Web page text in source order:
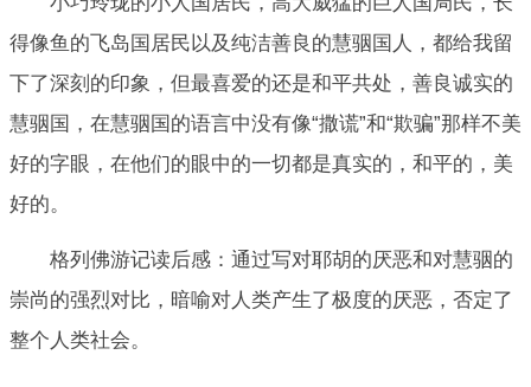
得像鱼的飞岛国居民以及纯洁善良的慧骃国人，都给我留
下了深刻的印象，但最喜爱的还是和平共处，善良诚实的
慧骃国，在慧骃国的语言中没有像“撒谎”和“欺骗”那样不美
好的字眼，在他们的眼中的一切都是真实的，和平的，美
好的。
格列佛游记读后感：通过写对耶胡的厌恶和对慧骃的
崇尚的强烈对比，暗喻对人类产生了极度的厌恶，否定了
整个人类社会。